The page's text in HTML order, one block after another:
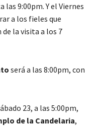
9:00pm. Y el Viernes
a los fieles que
la visita a los 7
será a las 8:00pm, con
23, a las 5:00pm,
de la Candelaria,